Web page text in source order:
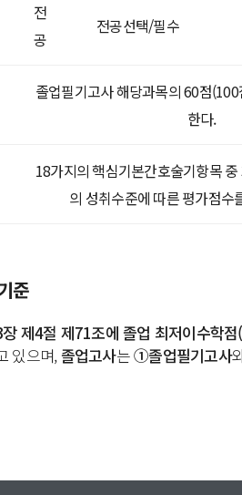
전
공
전공선택/필수
졸업필기고사 해당과목의 60점
한다.
18가지의 핵심기본간호술기항목
의 성취수준에 따른 평가점수
준
제4절 제71조에 졸업 최저이수학
있으며, 졸업고사는①졸업필기고사